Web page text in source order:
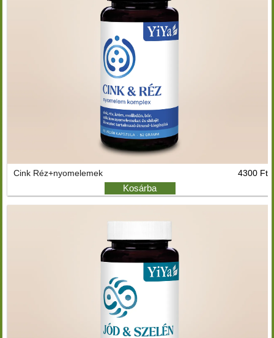
Cink Réz+nyomelemek 4300 Ft
Kosárba